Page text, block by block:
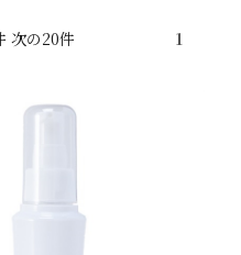
の20件 次の20件 1